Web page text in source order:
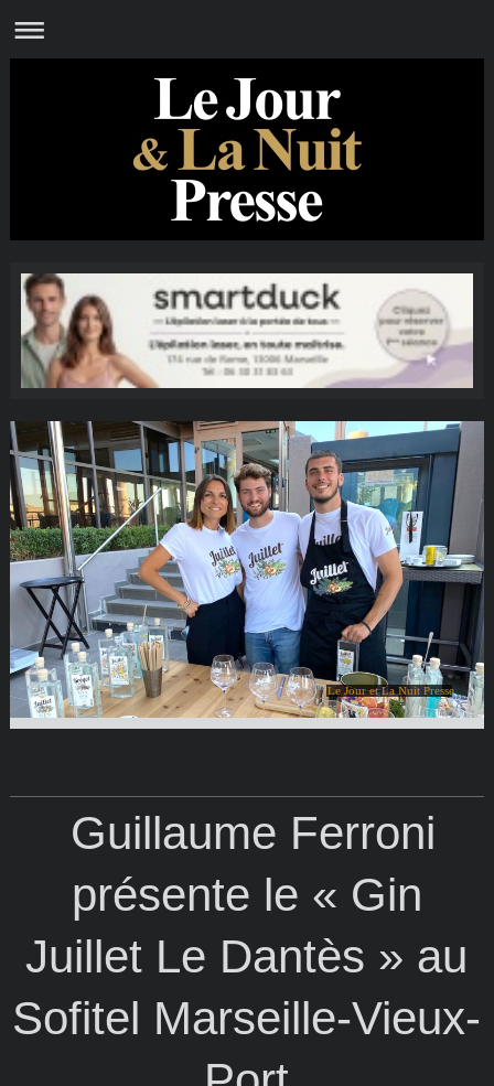
Le Jour et La Nuit Presse
Guillaume Ferroni
présente le « Gin
Juillet Le Dantès » au
Sofitel Marseille-Vieux-